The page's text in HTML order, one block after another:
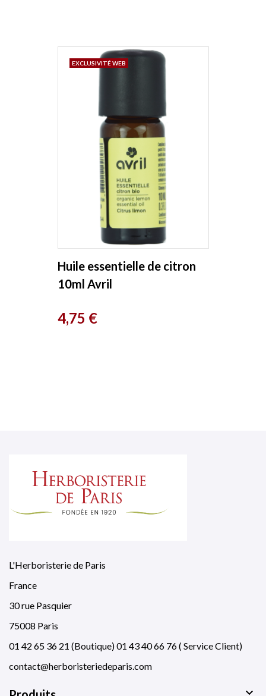
Huile essentielle de citron
10ml Avril
Prix
4,75 €
EXCLUSIVITÉ WEB
L'Herboristerie de Paris
France
30 rue Pasquier
75008 Paris
01 42 65 36 21 (Boutique) 01 43 40 66 76 ( Service Client)
contact@herboristeriedeparis.com
